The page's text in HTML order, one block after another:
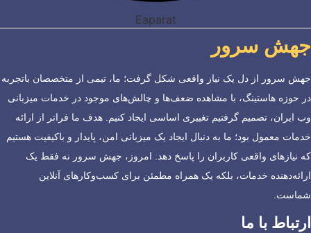
Eaparat
جهش سرور
جهش سرور از دل یک نیاز واقعی شکل گرفت؛ ما، تیمی از متخصصان باتجربه
در حوزه هاستینگ، با مشاهده ضعف‌ها و چالش‌های موجود در خدمات میزبانی
وب ایران، تصمیم گرفتیم تغییری اساسی ایجاد کنیم. هدف ما فراتر از ارائه
خدمات معمول بود؛ ما به دنبال ایجاد یک میزبانی امن، پایدار و باکیفیت هستیم
که نیازهای واقعی کاربران را پاسخ دهد. امروز، جهش سرور نه فقط یک
ارائه‌دهنده خدمات، بلکه یک همراه مطمئن برای کسب‌وکارهای آنلاین
شماست.
ارتباط با ما